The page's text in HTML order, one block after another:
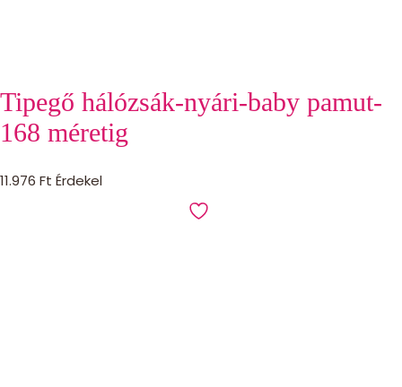
Tipegő hálózsák-nyári-baby pamut-
168 méretig
11.976 Ft Érdekel